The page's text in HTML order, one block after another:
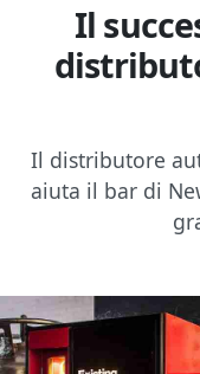
Il
Il distributore
aiuta il bar di